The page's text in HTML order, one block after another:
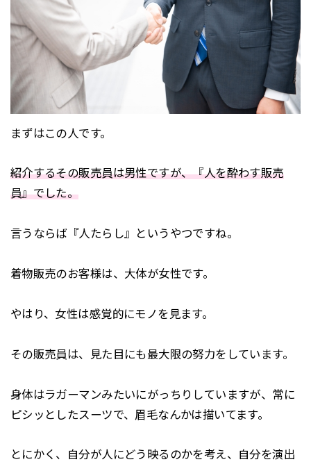
まずはこの人です。
紹介するその販売員は男性ですが、『人を酔わす販売
員』でした。
言うならば『人たらし』というやつですね。
着物販売のお客様は、大体が女性です。
やはり、女性は感覚的にモノを見ます。
その販売員は、見た目にも最大限の努力をしています。
身体はラガーマンみたいにがっちりしていますが、常に
ピシッとしたスーツで、眉毛なんかは描いてます。
とにかく、自分が人にどう映るのかを考え、自分を演出